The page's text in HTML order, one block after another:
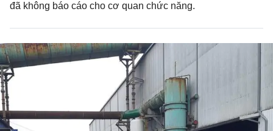
đã không báo cáo cho cơ quan chức năng.